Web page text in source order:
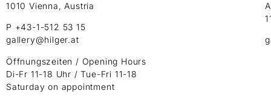
1010 Vienna, Austria
P +43-1-512 53 15
gallery@hilger.at
Öffnungszeiten / Opening Hours
Di-Fr 11-18 Uhr / Tue-Fri 11-18
Saturday on appointment